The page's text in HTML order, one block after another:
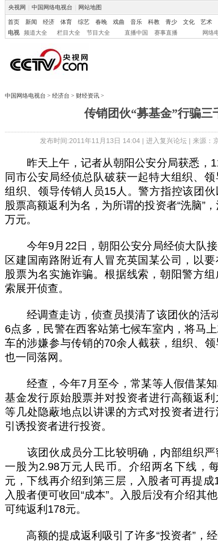
央视网 中国网络电视台 网站地图
首页 新闻 经济 体育 综艺 春晚 戏曲 音乐 科教 青少 文化
艺术
电视
频道大全 栏目大全 节目大全 直播中国 赛事直播 网络
中国网络电视台 > 经济台 > 财经资讯 >
传销团伙“募基金”行骗三
发布时间:2011年11月13日 14:04 | 进入复兴论坛| 来源：
昨天上午，记者从朝阳公安分局获悉，
同市公安局经侦总队破获一起特大组织、
组织、领导传销人员15人。警方指控该团
股票高额返利为名，为所谓的投资者“洗脑”
万元。
今年9月22日，朝阳公安分局经侦大队接
区建国南路附近有人冒充英国某公司，以
股票为名实施诈骗。根据线索，朝阳警方
索展开侦查。
经调查走访，侦查员摸清了该团伙的活
6点多，民警在西客站第七候车室内，将马
车的涉嫌参与传销的70余人截获，组织、
也一同落网。
经查，今年7月至今，常某等人假借某知
基金发行原始股票并对投资者进行高额返
等几处隐蔽地点以讲课的方式对投资者进
引诱投资者进行投资。
该团伙成员分工比较明确，内部组织严
一股为2.98万元人民币。介绍两名下线，
元，下线再介绍到第三层，入股者可再提
入股者便可收回“成本”。入股后没有介绍其
可纯返利178元。
高额的提成返利吸引了许多“投资者”，